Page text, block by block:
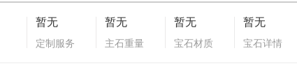
暂无
定制服务
暂无
主石重量
暂无
宝石材质
暂无
宝石详情